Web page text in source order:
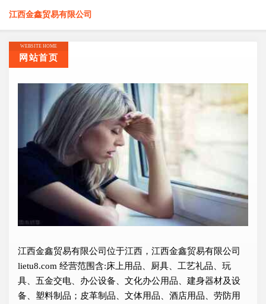
江西金鑫贸易有限公司
WEBSITE HOME
网站首页
江西金鑫贸易有限公司位于江西，江西金鑫贸易有限公司
lietu8.com 经营范围含:床上用品、厨具、工艺礼品、玩
具、五金交电、办公设备、文化办公用品、建身器材及设
备、塑料制品；皮革制品、文体用品、酒店用品、劳防用